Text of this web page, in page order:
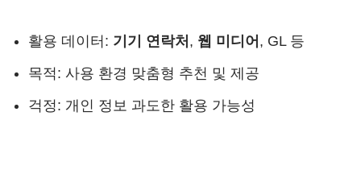
활용 데이터: 기기 연락처 , 웹 미디어 , GL 등
목적: 사용 환경 맞춤형 추천 및 제공
걱정: 개인 정보 과도한 활용 가능성